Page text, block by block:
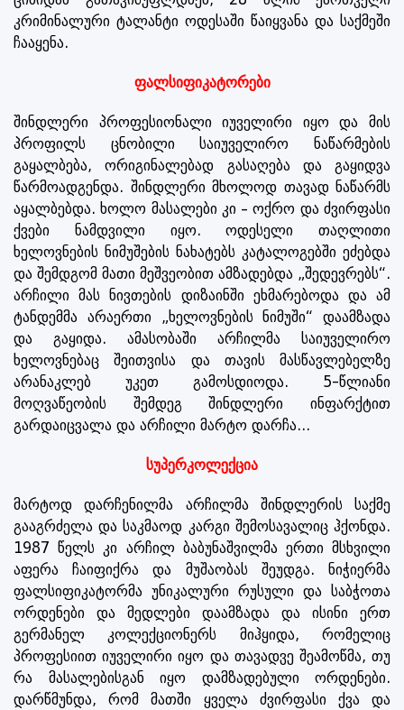
კრიმინალური ტალანტი ოდესაში წაიყვანა და საქმეში
ჩააყენა.
ფალსიფიკატორები
შინდლერი პროფესიონალი იუველირი იყო და მის
პროფილს ცნობილი საიუველირო ნაწარმების
გაყალბება, ორიგინალებად გასაღება და გაყიდვა
წარმოადგენდა. შინდლერი მხოლოდ თავად ნაწარმს
აყალბებდა. ხოლო მასალები კი – ოქრო და ძვირფასი
ქვები ნამდვილი იყო. ოდესელი თაღლითი
ხელოვნების ნიმუშების ნახატებს კატალოგებში ეძებდა
და შემდგომ მათი მეშვეობით ამზადებდა „შედევრებს“.
არჩილი მას ნივთების დიზაინში ეხმარებოდა და ამ
ტანდემმა არაერთი „ხელოვნების ნიმუში“ დაამზადა
და გაყიდა. ამასობაში არჩილმა საიუველირო
ხელოვნებაც შეითვისა და თავის მასწავლებელზე
არანაკლებ უკეთ გამოსდიოდა. 5-წლიანი
მოღვაწეობის შემდეგ შინდლერი ინფარქტით
გარდაიცვალა და არჩილი მარტო დარჩა...
სუპერკოლექცია
მარტოდ დარჩენილმა არჩილმა შინდლერის საქმე
გააგრძელა და საკმაოდ კარგი შემოსავალიც ჰქონდა.
1987 წელს კი არჩილ ბაბუნაშვილმა ერთი მსხვილი
აფერა ჩაიფიქრა და მუშაობას შეუდგა. ნიჭიერმა
ფალსიფიკატორმა უნიკალური რუსული და საბჭოთა
ორდენები და მედლები დაამზადა და ისინი ერთ
გერმანელ კოლექციონერს მიჰყიდა, რომელიც
პროფესიით იუველირი იყო და თავადვე შეამოწმა, თუ
რა მასალებისგან იყო დამზადებული ორდენები.
დარწმუნდა, რომ მათში ყველა ძვირფასი ქვა და